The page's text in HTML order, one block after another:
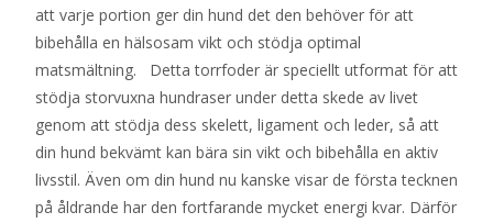
att varje portion ger din hund det den behöver för att
bibehålla en hälsosam vikt och stödja optimal
matsmältning. Detta torrfoder är speciellt utformat för att
stödja storvuxna hundraser under detta skede av livet
genom att stödja dess skelett, ligament och leder, så att
din hund bekvämt kan bära sin vikt och bibehålla en aktiv
livsstil. Även om din hund nu kanske visar de första tecknen
på åldrande har den fortfarande mycket energi kvar. Därför